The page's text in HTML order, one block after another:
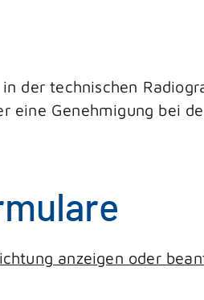
in der technischen
eine Genehmigung bei
anzeigen oder